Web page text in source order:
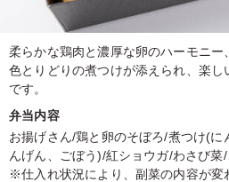
柔らかな鶏肉と濃厚な卵のハーモニー
色とりどりの煮つけが添えられ、楽し
です。
弁当内容
お揚げさん/鶏と卵のそぼろ/煮つけ(
んげん、ごぼう)/紅ショウガ/わさび菜
※仕入れ状況により、副菜の内容が変